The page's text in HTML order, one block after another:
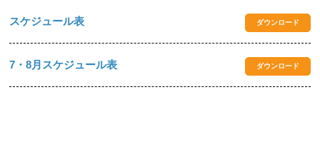
スケジュール表 ダウンロード
7・8月スケジュール表 ダウンロード